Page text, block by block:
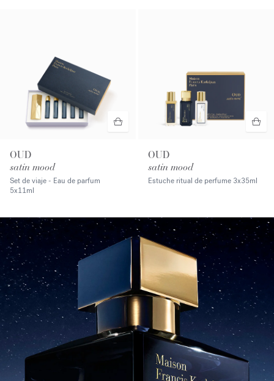
OUD
satin mood
Set de viaje - Eau de parfum
5x11ml
OUD
satin mood
Estuche ritual de perfume 3x35ml